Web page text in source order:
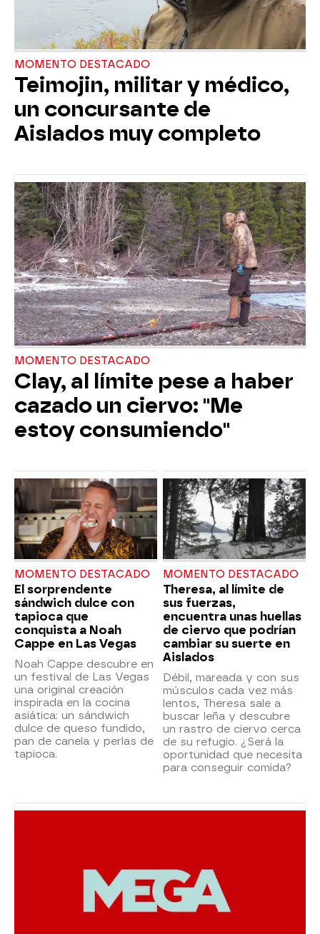
MOMENTO DESTACADO
Teimojin, militar y médico,
un concursante de
Aislados muy completo
MOMENTO DESTACADO
Clay, al límite pese a haber
cazado un ciervo: "Me
estoy consumiendo"
MOMENTO DESTACADO
El sorprendente
sándwich dulce con
tapioca que
conquista a Noah
Cappe en Las Vegas
Noah Cappe descubre en
un festival de Las Vegas
una original creación
inspirada en la cocina
asiática: un sándwich
dulce de queso fundido,
pan de canela y perlas de
tapioca.
MOMENTO DESTACADO
Theresa, al límite de
sus fuerzas,
encuentra unas huellas
de ciervo que podrían
cambiar su suerte en
Aislados
Débil, mareada y con sus
músculos cada vez más
lentos, Theresa sale a
buscar leña y descubre
un rastro de ciervo cerca
de su refugio. ¿Será la
oportunidad que necesita
para conseguir comida?